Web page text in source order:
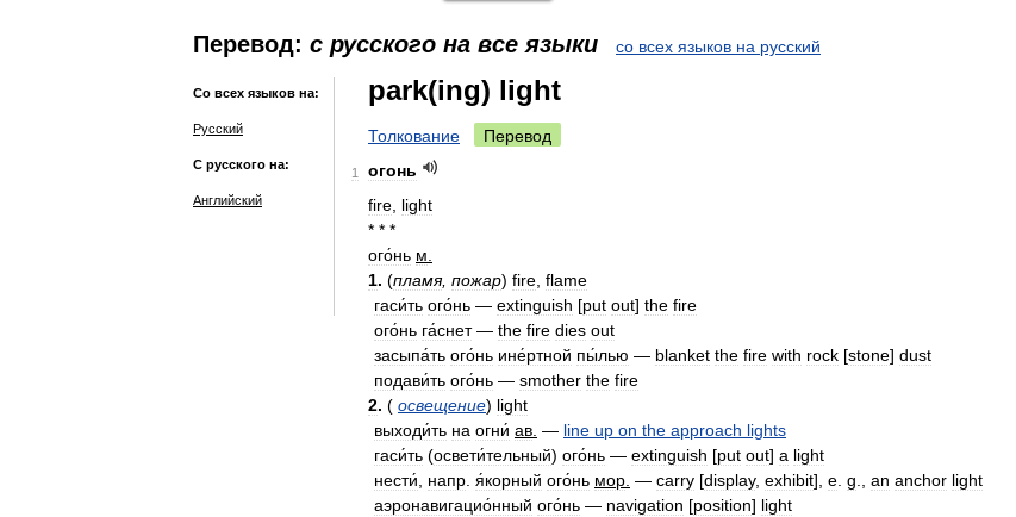
Перевод: с русского на все языки со всех языков на русский
Со всех языков на:
Русский
С русского на:
Английский
park(ing) light
Толкование Перевод
1
огонь
fire light
* * *
ого́нь м
1. (пламя, пожар) fire flame
гаси́ть ого́нь — extinguish [put out] the fire
ого́нь га́снет— the fire dies out
засыпа́ть ого́нь ине́ртной пы́лью — blanket the fire with rock [stone] dust
подави́ть ого́нь — smother the fire
2. ( освещение) light
выходи́ть на огни́ ав — line up on the approach lights
гаси́ть (освети́тельный) ого́нь — extinguish [put out] a light
нести́
напр я́корный ого́нь мор — carry [display, exhibit], e g an anchor light
аэронавигацио́нный ого́нь — navigation [position] light